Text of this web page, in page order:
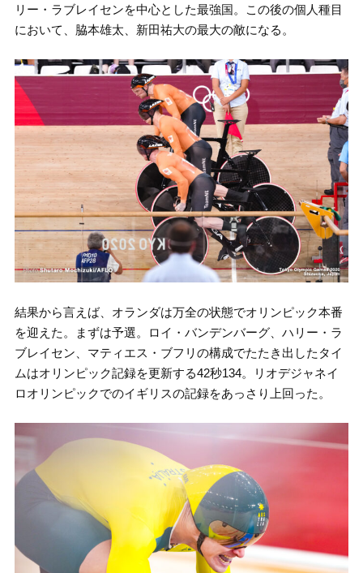
リー・ラブレイセンを中心とした最強国。この後の個人種目
において、脇本雄太、新田祐大の最大の敵になる。
結果から言えば、オランダは万全の状態でオリンピック本番
を迎えた。まずは予選。ロイ・バンデンバーグ、ハリー・ラ
ブレイセン、マティエス・ブフリの構成でたたき出したタイ
ムはオリンピック記録を更新する42秒134。リオデジャネイ
ロオリンピックでのイギリスの記録をあっさり上回った。